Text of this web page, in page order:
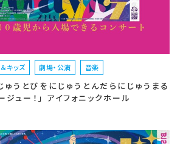
キッズ 劇場・公演 音楽
ゅうとびをにじゅうとんだらにじゅうまる
ジュー！」 アイフォニックホール